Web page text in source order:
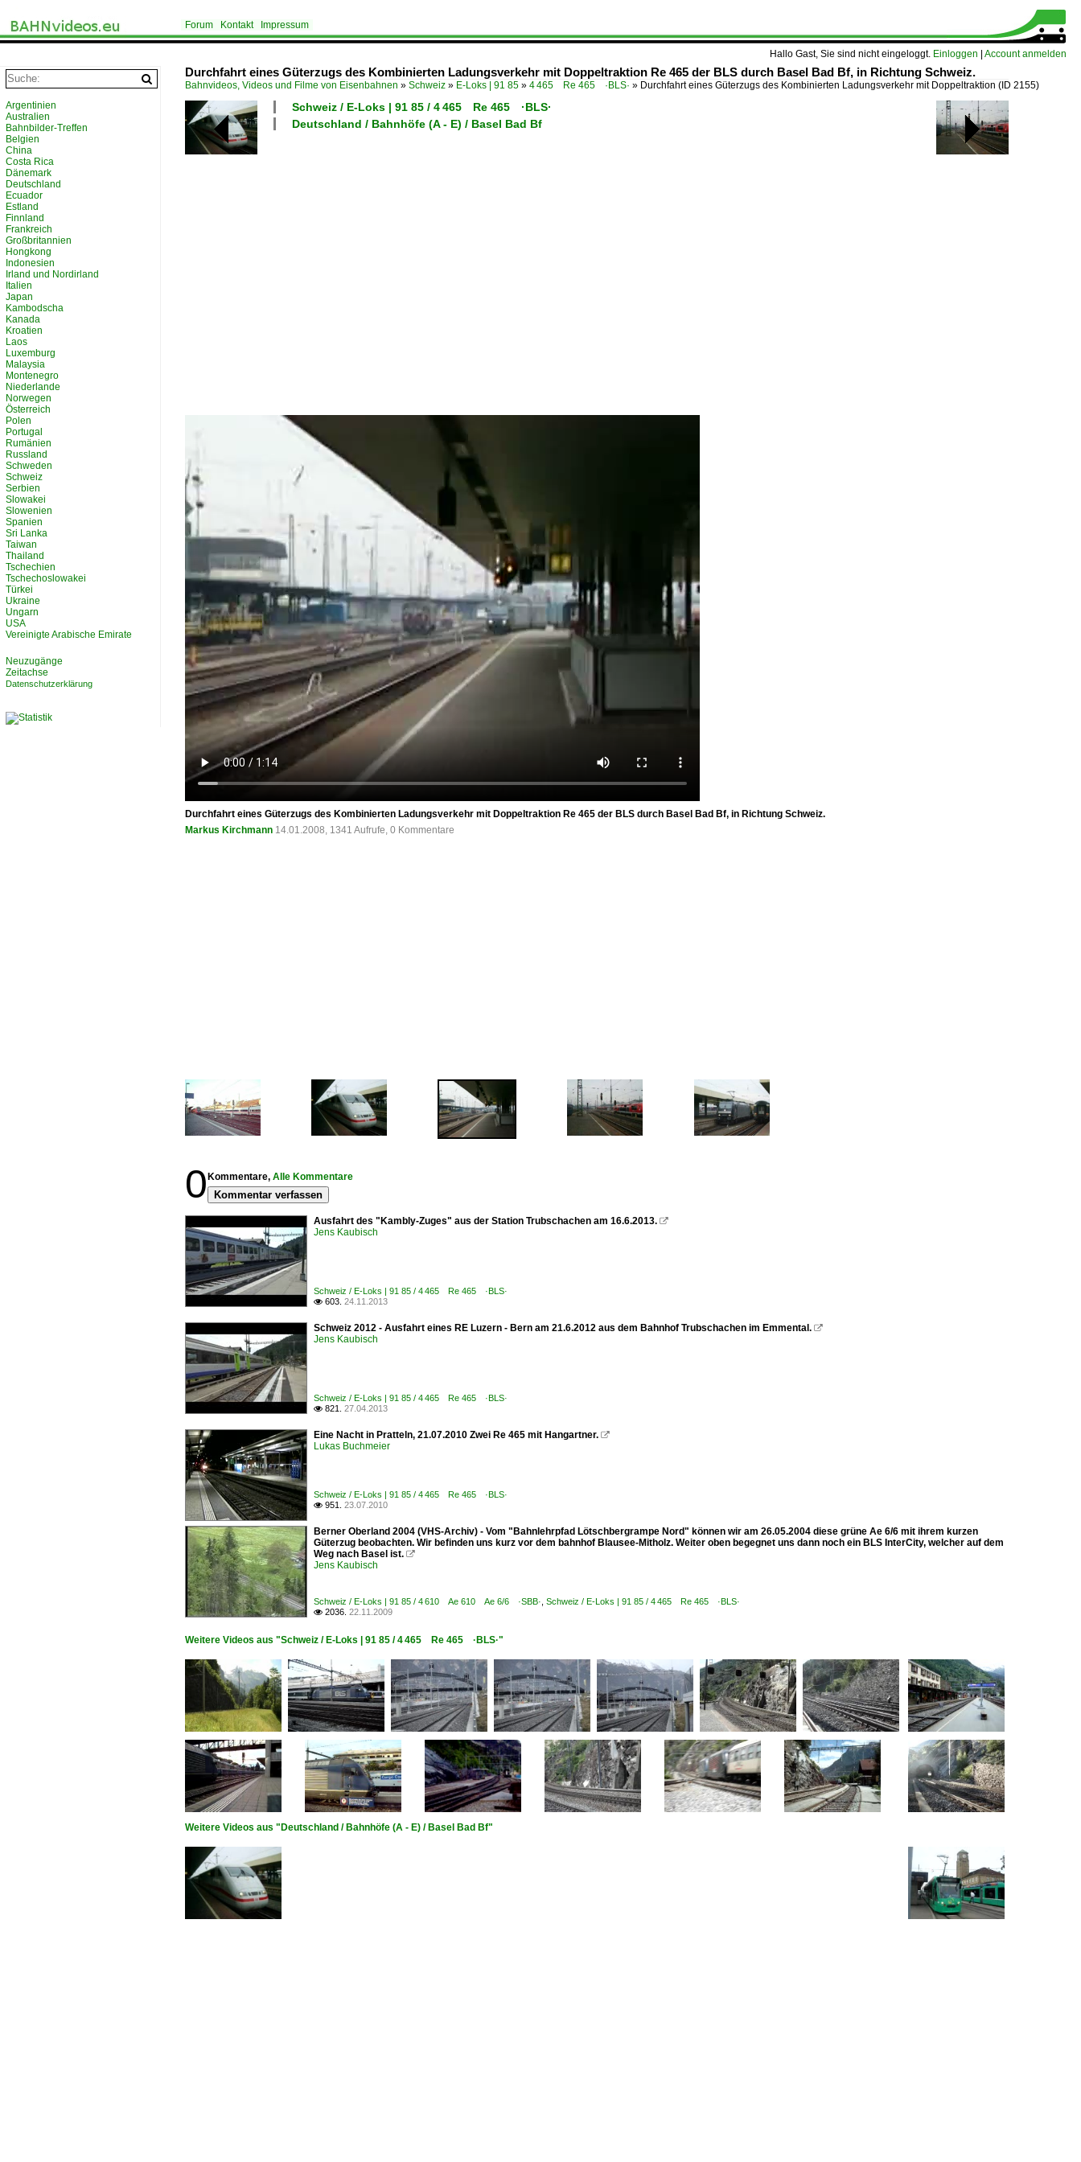
Hallo Gast, Sie sind nicht eingeloggt. Einloggen Account anmelden
Forum Kontakt Impressum
Durchfahrt eines Güterzugs des Kombinierten Ladungsverkehr mit Doppeltraktion Re 465 der BLS durch Basel Bad Bf, in Richtung Schweiz.
Bahnvideos, Videos und Filme von Eisenbahnen » Schweiz » E-Loks | 91 85 » 4 465 Re 465 ·BLS· » Durchfahrt eines Güterzugs des Kombinierten Ladungsverkehr mit Doppeltraktion (ID 2155)
Schweiz / E-Loks | 91 85 / 4 465 Re 465 ·BLS·
Deutschland / Bahnhöfe (A - E) / Basel Bad Bf
Durchfahrt eines Güterzugs des Kombinierten Ladungsverkehr mit Doppeltraktion Re 465 der BLS durch Basel Bad Bf, in Richtung Schweiz.
Markus Kirchmann 14.01.2008, 1341 Aufrufe, 0 Kommentare
0 Kommentare, Alle Kommentare
Kommentar verfassen
Ausfahrt des "Kambly-Zuges" aus der Station Trubschachen am 16.6.2013. 
Jens Kaubisch
Schweiz / E-Loks | 91 85 / 4 465 Re 465 ·BLS·
 603. 24.11.2013
Schweiz 2012 - Ausfahrt eines RE Luzern - Bern am 21.6.2012 aus dem Bahnhof Trubschachen im Emmental. 
Jens Kaubisch
Schweiz / E-Loks | 91 85 / 4 465 Re 465 ·BLS·
 821. 27.04.2013
Eine Nacht in Pratteln, 21.07.2010 Zwei Re 465 mit Hangartner. 
Lukas Buchmeier
Schweiz / E-Loks | 91 85 / 4 465 Re 465 ·BLS·
 951. 23.07.2010
Berner Oberland 2004 (VHS-Archiv) - Vom "Bahnlehrpfad Lötschbergrampe Nord" können wir am 26.05.2004 diese grüne Ae 6/6 mit ihrem kurzen
Güterzug beobachten. Wir befinden uns kurz vor dem bahnhof Blausee-Mitholz. Weiter oben begegnet uns dann noch ein BLS InterCity, welcher auf dem
Weg nach Basel ist. 
Jens Kaubisch
Schweiz / E-Loks | 91 85 / 4 610 Ae 610 Ae 6/6 ·SBB· Schweiz / E-Loks | 91 85 / 4 465 Re 465 ·BLS·
 2036. 22.11.2009
Weitere Videos aus "Schweiz / E-Loks | 91 85 / 4 465 Re 465 ·BLS·"
Weitere Videos aus "Deutschland / Bahnhöfe (A - E) / Basel Bad Bf"
Argentinien
Australien
Bahnbilder-Treffen
Belgien
China
Costa Rica
Dänemark
Deutschland
Ecuador
Estland
Finnland
Frankreich
Großbritannien
Hongkong
Indonesien
Irland und Nordirland
Italien
Japan
Kambodscha
Kanada
Kroatien
Laos
Luxemburg
Malaysia
Montenegro
Niederlande
Norwegen
Österreich
Polen
Portugal
Rumänien
Russland
Schweden
Schweiz
Serbien
Slowakei
Slowenien
Spanien
Sri Lanka
Taiwan
Thailand
Tschechien
Tschechoslowakei
Türkei
Ukraine
Ungarn
USA
Vereinigte Arabische Emirate
Neuzugänge
Zeitachse
Datenschutzerklärung